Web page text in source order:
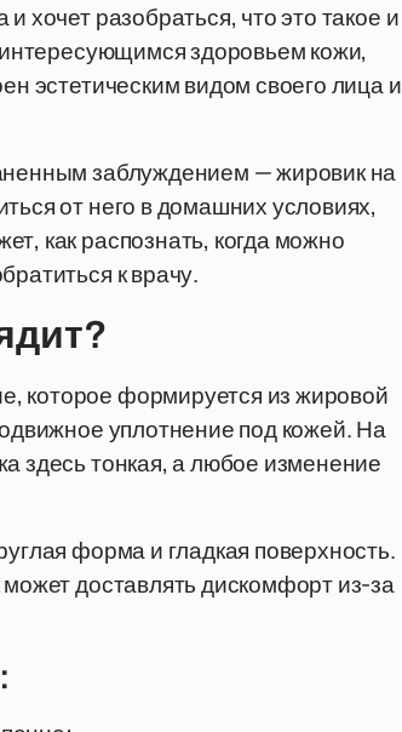
хочет разобраться, что это такое и
здоровьем кожи,
эстетическим видом своего лица и
заблуждением — жировик на
от него в домашних условиях,
как распознать, когда можно
к врачу.
которое формируется из жировой
уплотнение под кожей. На
здесь тонкая, а любое изменение
форма и гладкая поверхность.
доставлять дискомфорт из-за